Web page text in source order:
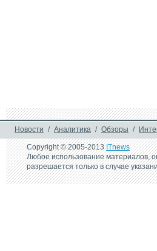
Новости / Аналитика / Обзоры /
Copyright © 2005-2013ITnews
Любое использование материалов,
разрешается только в случае